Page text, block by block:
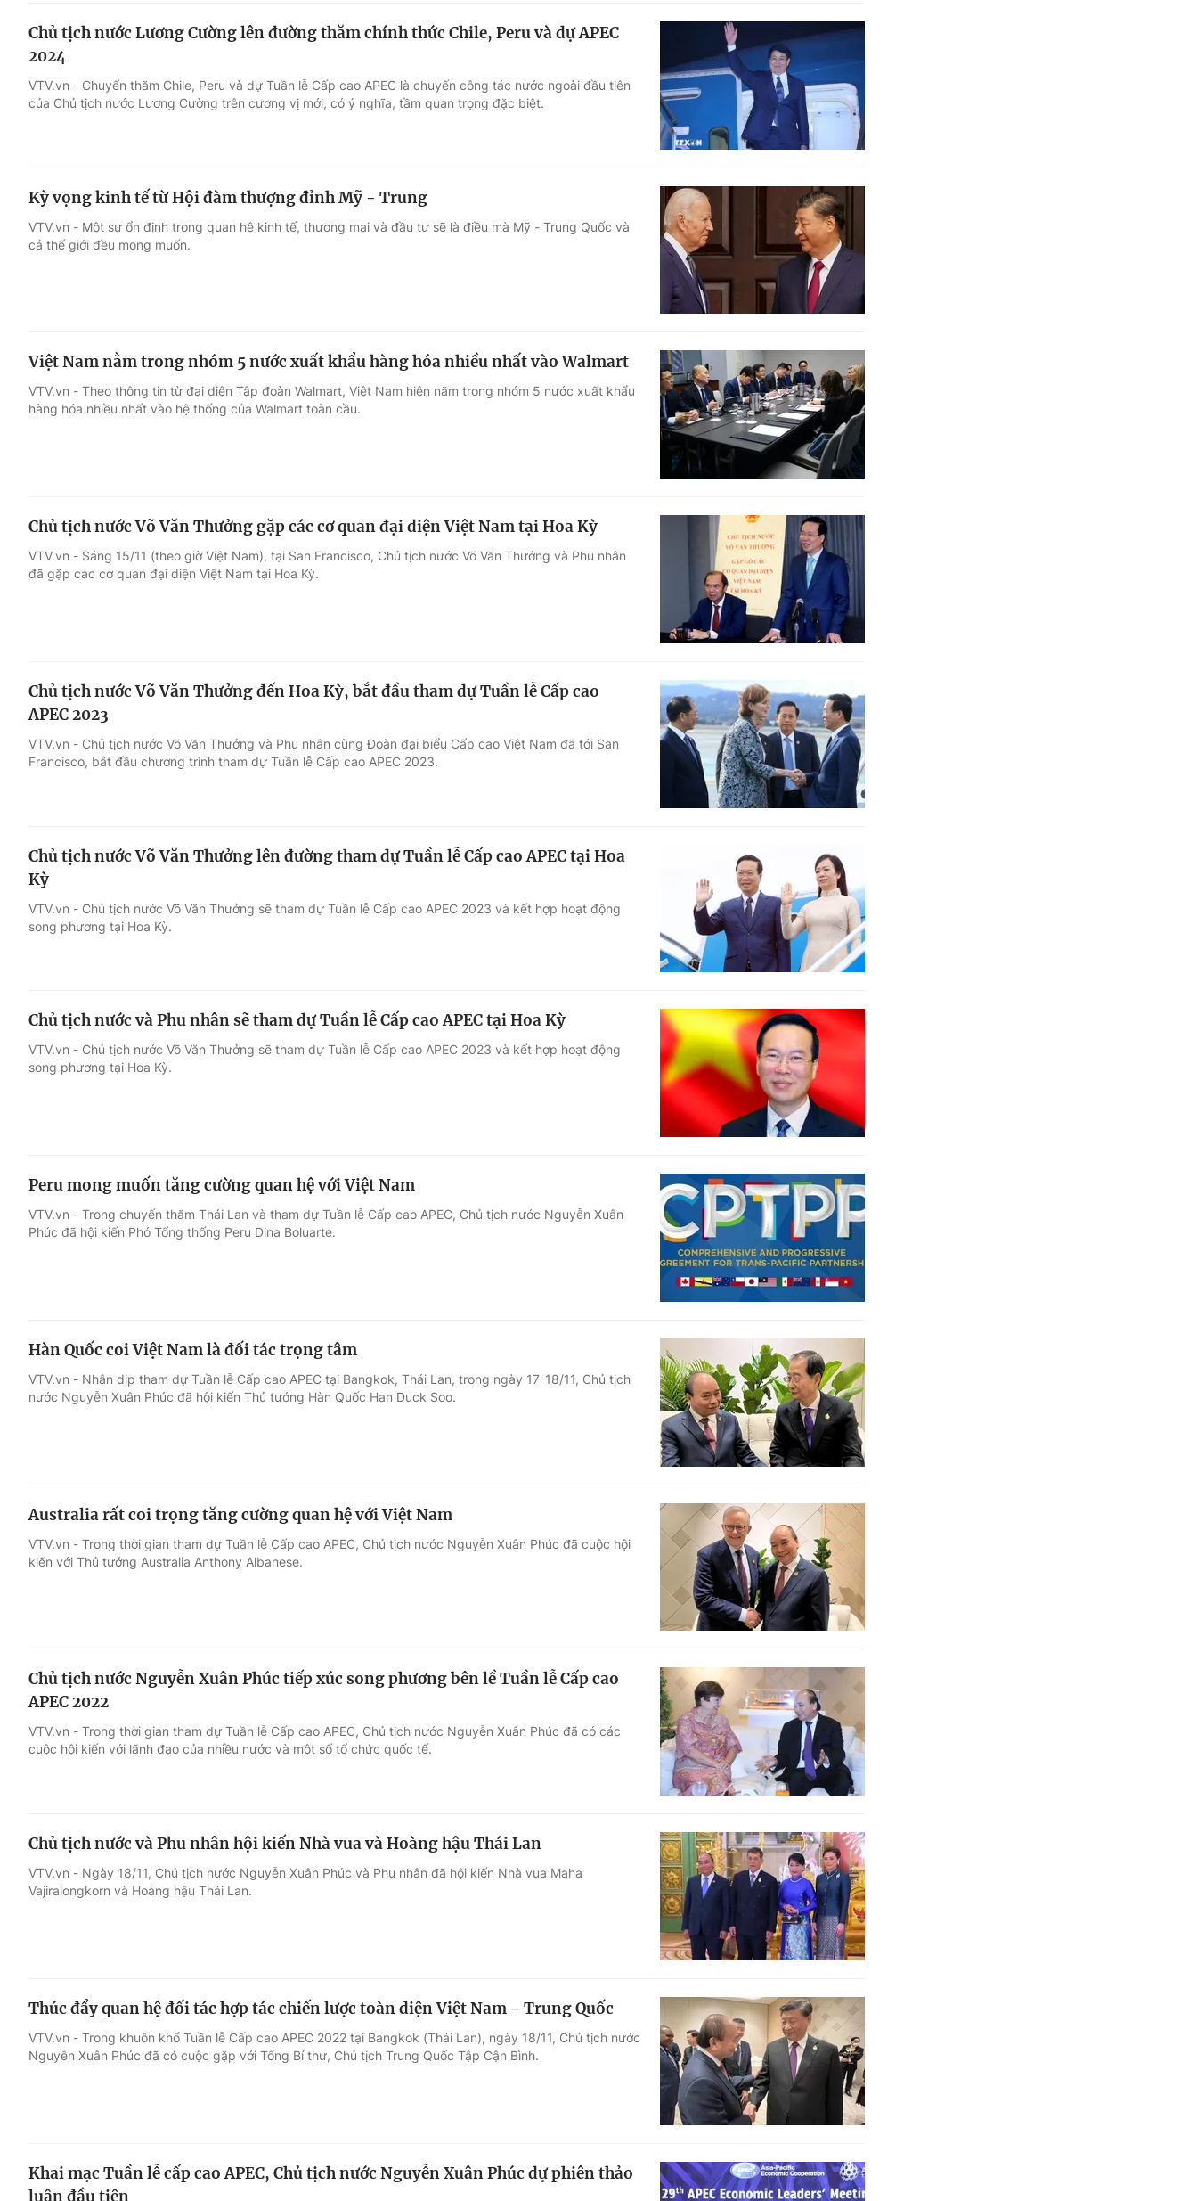
Chủ tịch nước Lương Cường lên đường thăm chính thức Chile, Peru và dự APEC
2024
VTV.vn - Chuyến thăm Chile, Peru và dự Tuần lễ Cấp cao APEC là chuyến công tác nước ngoài đầu tiên
của Chủ tịch nước Lương Cường trên cương vị mới, có ý nghĩa, tầm quan trọng đặc biệt.
Kỳ vọng kinh tế từ Hội đàm thượng đỉnh Mỹ - Trung
VTV.vn - Một sự ổn định trong quan hệ kinh tế, thương mại và đầu tư sẽ là điều mà Mỹ - Trung Quốc và
cả thế giới đều mong muốn.
Việt Nam nằm trong nhóm 5 nước xuất khẩu hàng hóa nhiều nhất vào Walmart
VTV.vn - Theo thông tin từ đại diện Tập đoàn Walmart, Việt Nam hiện nằm trong nhóm 5 nước xuất khẩu
hàng hóa nhiều nhất vào hệ thống của Walmart toàn cầu.
Chủ tịch nước Võ Văn Thưởng gặp các cơ quan đại diện Việt Nam tại Hoa Kỳ
VTV.vn - Sáng 15/11 (theo giờ Việt Nam), tại San Francisco, Chủ tịch nước Võ Văn Thưởng và Phu nhân
đã gặp các cơ quan đại diện Việt Nam tại Hoa Kỳ.
Chủ tịch nước Võ Văn Thưởng đến Hoa Kỳ, bắt đầu tham dự Tuần lễ Cấp cao
APEC 2023
VTV.vn - Chủ tịch nước Võ Văn Thưởng và Phu nhân cùng Đoàn đại biểu Cấp cao Việt Nam đã tới San
Francisco, bắt đầu chương trình tham dự Tuần lễ Cấp cao APEC 2023.
Chủ tịch nước Võ Văn Thưởng lên đường tham dự Tuần lễ Cấp cao APEC tại Hoa
Kỳ
VTV.vn - Chủ tịch nước Võ Văn Thưởng sẽ tham dự Tuần lễ Cấp cao APEC 2023 và kết hợp hoạt động
song phương tại Hoa Kỳ.
Chủ tịch nước và Phu nhân sẽ tham dự Tuần lễ Cấp cao APEC tại Hoa Kỳ
VTV.vn - Chủ tịch nước Võ Văn Thưởng sẽ tham dự Tuần lễ Cấp cao APEC 2023 và kết hợp hoạt động
song phương tại Hoa Kỳ.
Peru mong muốn tăng cường quan hệ với Việt Nam
VTV.vn - Trong chuyến thăm Thái Lan và tham dự Tuần lễ Cấp cao APEC, Chủ tịch nước Nguyễn Xuân
Phúc đã hội kiến Phó Tổng thống Peru Dina Boluarte.
Hàn Quốc coi Việt Nam là đối tác trọng tâm
VTV.vn - Nhân dịp tham dự Tuần lễ Cấp cao APEC tại Bangkok, Thái Lan, trong ngày 17-18/11, Chủ tịch
nước Nguyễn Xuân Phúc đã hội kiến Thủ tướng Hàn Quốc Han Duck Soo.
Australia rất coi trọng tăng cường quan hệ với Việt Nam
VTV.vn - Trong thời gian tham dự Tuần lễ Cấp cao APEC, Chủ tịch nước Nguyễn Xuân Phúc đã cuộc hội
kiến với Thủ tướng Australia Anthony Albanese.
Chủ tịch nước Nguyễn Xuân Phúc tiếp xúc song phương bên lề Tuần lễ Cấp cao
APEC 2022
VTV.vn - Trong thời gian tham dự Tuần lễ Cấp cao APEC, Chủ tịch nước Nguyễn Xuân Phúc đã có các
cuộc hội kiến với lãnh đạo của nhiều nước và một số tổ chức quốc tế.
Chủ tịch nước và Phu nhân hội kiến Nhà vua và Hoàng hậu Thái Lan
VTV.vn - Ngày 18/11, Chủ tịch nước Nguyễn Xuân Phúc và Phu nhân đã hội kiến Nhà vua Maha
Vajiralongkorn và Hoàng hậu Thái Lan.
Thúc đẩy quan hệ đối tác hợp tác chiến lược toàn diện Việt Nam - Trung Quốc
VTV.vn - Trong khuôn khổ Tuần lễ Cấp cao APEC 2022 tại Bangkok (Thái Lan), ngày 18/11, Chủ tịch nước
Nguyễn Xuân Phúc đã có cuộc gặp với Tổng Bí thư, Chủ tịch Trung Quốc Tập Cận Bình.
Khai mạc Tuần lễ cấp cao APEC, Chủ tịch nước Nguyễn Xuân Phúc dự phiên thảo
luận đầu tiên